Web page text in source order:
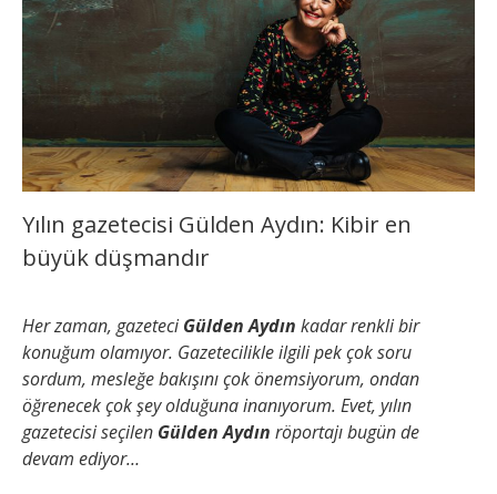
Yılın gazetecisi Gülden Aydın: Kibir en
büyük düşmandır
Her zaman, gazeteciGülden Aydın kadar renkli bir
konuğum olamıyor. Gazetecilikle ilgili pek çok soru
sordum, mesleğe bakışını çok önemsiyorum, ondan
öğrenecek çok şey olduğuna inanıyorum. Evet, yılın
gazetecisi seçilen Gülden Aydın röportajı bugün de
devam ediyor…